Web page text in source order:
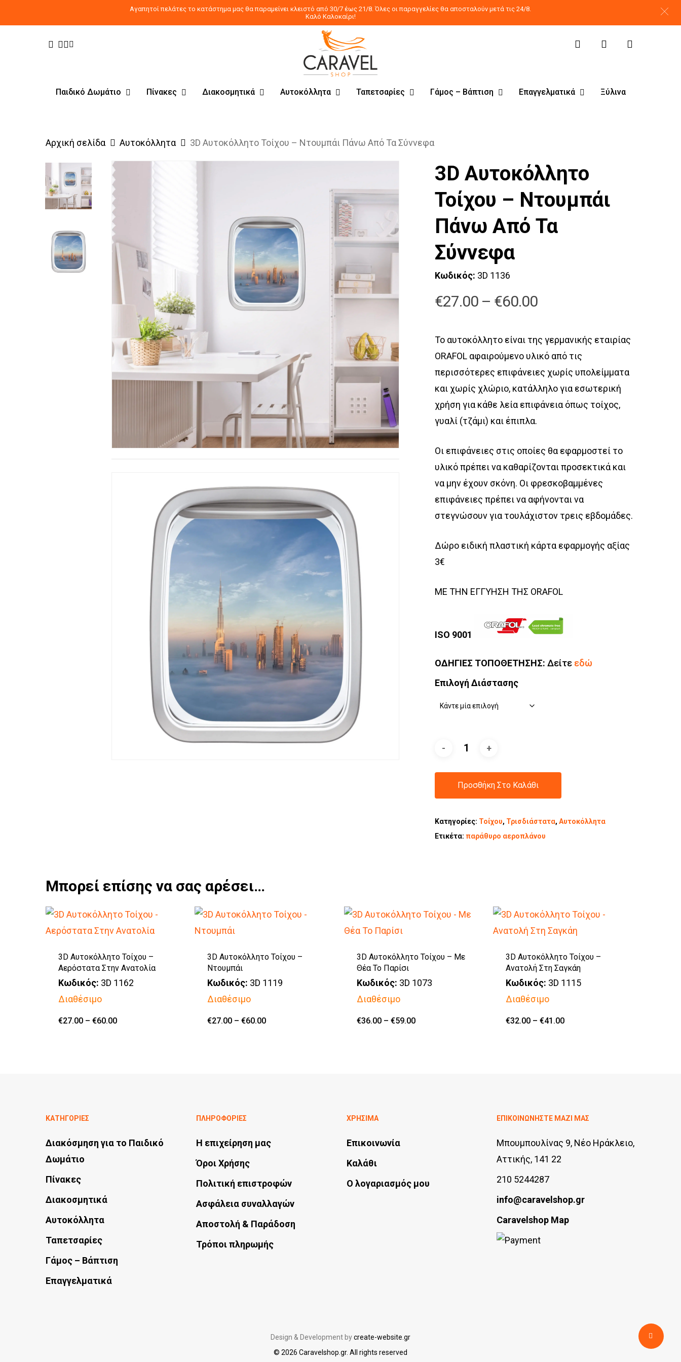
Αγαπητοί πελάτες το κατάστημα μας θα παραμείνει κλειστό από 30/7 έως 21/8. Όλες οι παραγγελίες θα αποσταλούν μετά τις 24/8.
Καλό Καλοκαίρι!
to
Products
search
Facebook
Pinterest
Instagram
Tiktok
Παιδικό Δωμάτιο Πίνακες Διακοσμητικά Αυτοκόλλητα Ταπετσαρίες Γάμος – Βάπτιση Επαγγελματικά Ξύλινα
Αρχική σελίδα Αυτοκόλλητα 3D Αυτοκόλλητο Τοίχου – Ντουμπάι Πάνω Από Τα Σύννεφα
3D Αυτοκόλλητο
Τοίχου – Ντουμπάι
Πάνω Από Τα
Σύννεφα
Κωδικός: 3D 1136
€27.00 – €60.00Price
through
€60.00
Το αυτοκόλλητο είναι της γερμανικής εταιρίας
ORAFOL αφαιρούμενο υλικό από τις
περισσότερες επιφάνειες χωρίς υπολείμματα
και χωρίς χλώριο, κατάλληλο για εσωτερική
χρήση για κάθε λεία επιφάνεια όπως τοίχος,
γυαλί (τζάμι) και έπιπλα.
Οι επιφάνειες στις οποίες θα εφαρμοστεί το
υλικό πρέπει να καθαρίζονται προσεκτικά και
να μην έχουν σκόνη. Οι φρεσκοβαμμένες
επιφάνειες πρέπει να αφήνονται να
στεγνώσουν για τουλάχιστον τρεις εβδομάδες.
Δώρο ειδική πλαστική κάρτα εφαρμογής αξίας
3€
ΜΕ ΤΗΝ ΕΓΓΥΗΣΗ ΤΗΣ ORAFOL
ISO 9001
ΟΔΗΓΙΕΣ ΤΟΠΟΘΕΤΗΣΗΣ: Δείτε εδώ
Επιλογή Διάστασης
Προσθήκη Στο Καλάθι
Κατηγορίες: Τοίχου, Τρισδιάστατα,Αυτοκόλλητα
Ετικέτα:παράθυρο αεροπλάνου
Μπορεί επίσης να σας αρέσει…
3D Αυτοκόλλητο Τοίχου –
Αερόστατα Στην Ανατολία
Κωδικός: 3D 1162
Διαθέσιμο
€27.00 – €60.00Price
Αυτό
μπορούν
στη
σελίδα
προϊόντος
3D Αυτοκόλλητο Τοίχου –
Ντουμπάι
Κωδικός: 3D 1119
Διαθέσιμο
€27.00 – €60.00Price
Αυτό
Οι
μπορούν
να
επιλεγούν
στη
προϊόντος
3D Αυτοκόλλητο Τοίχου – Με
Θέα Το Παρίσι
Κωδικός: 3D 1073
Διαθέσιμο
€36.00 – €59.00Price
Αυτό
επιλεγούν
3D Αυτοκόλλητο Τοίχου –
Ανατολή Στη Σαγκάη
Κωδικός: 3D 1115
Διαθέσιμο
€32.00 – €41.00Price
Αυτό
Οι
μπορούν
επιλεγούν
στη
σελίδα
Share
ΚΑΤΗΓΟΡΙΕΣ
Διακόσμηση για το Παιδικό
Δωμάτιο
Πίνακες
Διακοσμητικά
Αυτοκόλλητα
Ταπετσαρίες
Γάμος – Βάπτιση
Επαγγελματικά
ΠΛΗΡΟΦΟΡΙΕΣ
Η επιχείρηση μας
Όροι Χρήσης
Πολιτική επιστροφών
Ασφάλεια συναλλαγών
Αποστολή & Παράδοση
Τρόποι πληρωμής
ΧΡΗΣΙΜΑ
Επικοινωνία
Καλάθι
Ο λογαριασμός μου
ΕΠΙΚΟΙΝΩΝΗΣΤΕ ΜΑΖΙ ΜΑΣ
Μπουμπουλίνας 9, Νέο Ηράκλειο,
Αττικής, 141 22
210 5244287
info@caravelshop.gr
Caravelshop Map
Design & Development bycreate-website.gr
© 2026 Caravelshop.gr. All rights reserved